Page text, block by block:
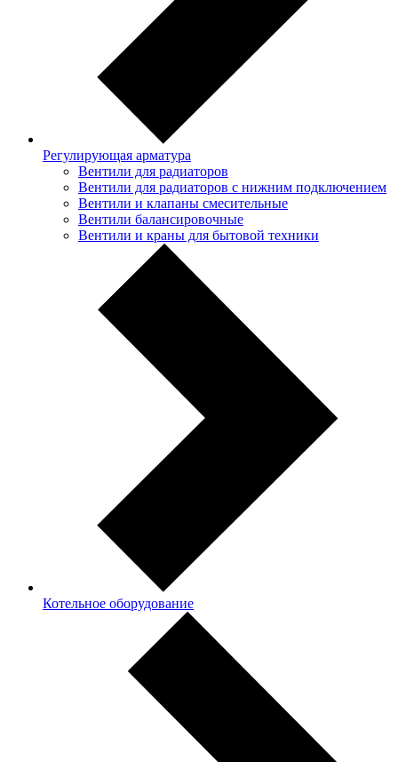
Регулирующая арматура
Вентили для радиаторов
Вентили для радиаторов с нижним подключением
Вентили и клапаны смесительные
Вентили балансировочные
Вентили и краны для бытовой техники
Котельное оборудование